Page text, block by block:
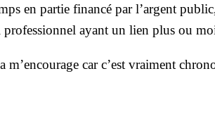
en par­tie finan­cé par l’argent
ayant un lien plus ou
m’en­cou­rage car c’est vrai­ment